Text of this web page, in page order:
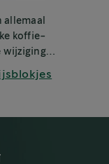
koffie-
niveau